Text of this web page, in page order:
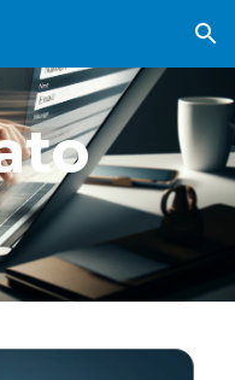
Skip to navigation